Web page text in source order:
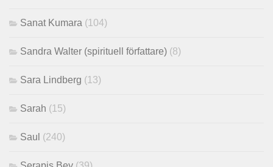
Sanat Kumara (104)
Sandra Walter (spirituell författare) (8)
Sara Lindberg (13)
Sarah (15)
Saul (240)